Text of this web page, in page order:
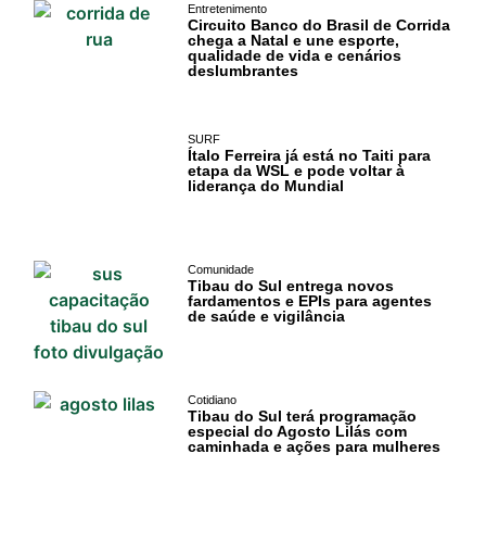
Entretenimento
Circuito Banco do Brasil de Corrida
chega a Natal e une esporte,
qualidade de vida e cenários
deslumbrantes
SURF
Ítalo Ferreira já está no Taiti para
etapa da WSL e pode voltar à
liderança do Mundial
Comunidade
Tibau do Sul entrega novos
fardamentos e EPIs para agentes
de saúde e vigilância
Cotidiano
Tibau do Sul terá programação
especial do Agosto Lilás com
caminhada e ações para mulheres